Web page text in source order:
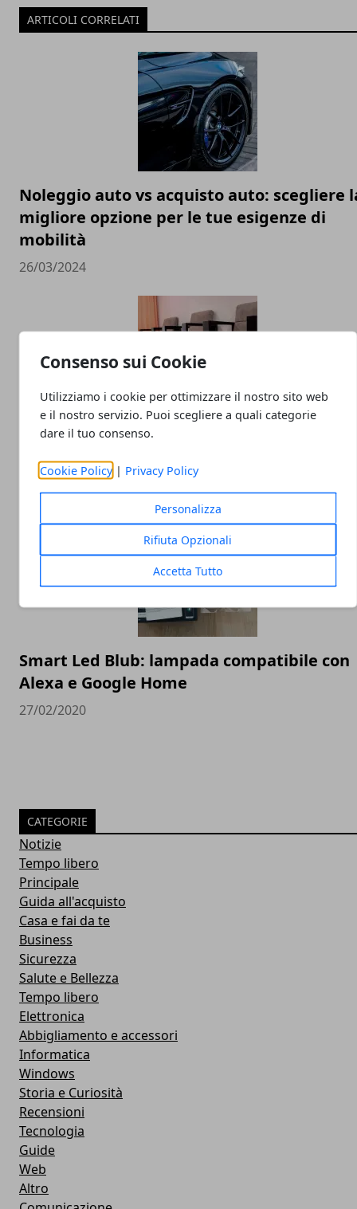
Consenso sui Cookie
Utilizziamo i cookie per ottimizzare il nostro sito web
e il nostro servizio. Puoi scegliere a quali categorie
dare il tuo consenso.
Cookie Policy| Privacy Policy
Personalizza
Rifiuta Opzionali
Accetta Tutto
ARTICOLI CORRELATI
Noleggio auto vs acquisto auto: scegliere
migliore opzione per le tue esigenze di
mobilità
26/03/2024
Migliori attrezzi per pedicure professionali
per centri estetici
08/12/2022
Smart Led Blub: lampada compatibile con
Alexa e Google Home
27/02/2020
CATEGORIE
Notizie
Tempo libero
Principale
Guida all'acquisto
Casa e fai da te
Business
Sicurezza
Salute e Bellezza
Tempo libero
Elettronica
Abbigliamento e accessori
Informatica
Windows
Storia e Curiosità
Recensioni
Tecnologia
Guide
Web
Altro